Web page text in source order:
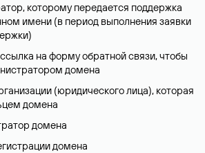
которому передается поддержка
имени (в период выполнения заявки
на форму обратной связи, чтобы
домена
(юридического лица), которая
домена
домена
домена